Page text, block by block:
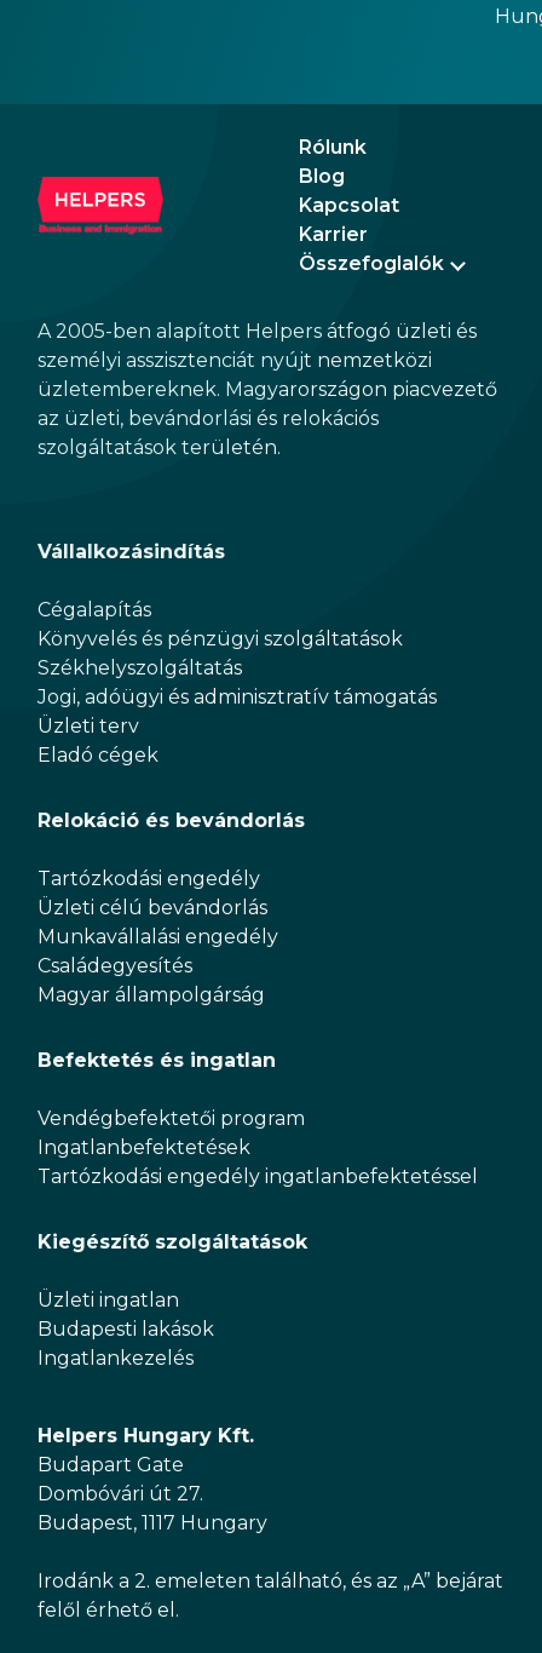
an even more attractive destination for
Rólunk
Blog
Kapcsolat
Karrier
Összefoglalók
A 2005-ben alapított Helpers átfogó üzleti és
személyi asszisztenciát nyújt nemzetközi
üzletembereknek. Magyarországon piacvezető
az üzleti, bevándorlási és relokációs
szolgáltatások területén.
Vállalkozásindítás
Cégalapítás
Könyvelés és pénzügyi szolgáltatások
Székhelyszolgáltatás
Jogi, adóügyi és adminisztratív támogatás
Üzleti terv
Eladó cégek
Relokáció és bevándorlás
Tartózkodási engedély
Üzleti célú bevándorlás
Munkavállalási engedély
Családegyesítés
Magyar állampolgárság
Befektetés és ingatlan
Vendégbefektetői program
Ingatlanbefektetések
Tartózkodási engedély ingatlanbefektetéssel
Kiegészítő szolgáltatások
Üzleti ingatlan
Budapesti lakások
Ingatlankezelés
Helpers Hungary Kft.
Budapart Gate
Dombóvári út 27.
Budapest, 1117 Hungary
Irodánk a 2. emeleten található, és az „A” bejárat
felől érhető el.